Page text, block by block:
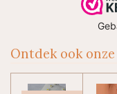
Ontdek ook